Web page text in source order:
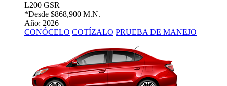
L200 GSR
*Desde $868,900 M.N.
Año: 2026
CONÓCELO COTÍZALO PRUEBA DE MANEJO